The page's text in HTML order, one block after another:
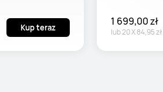
Kup teraz 1 699,00 zł
lub20X84,95 zł